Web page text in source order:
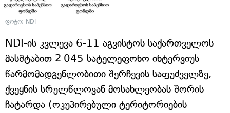
ფოტო: NDI
NDI-ის კვლევა 6-11 აგვისტოს საქართველოს
მასშტაბით 2 045 სატელეფონო ინტერვიუს
წარმომადგენლობითი შერჩევის საფუძველზე,
ქვეყნის სრულწლოვან მოსახლეობას შორის
ჩატარდა (ოკუპირებული ტერიტორიების